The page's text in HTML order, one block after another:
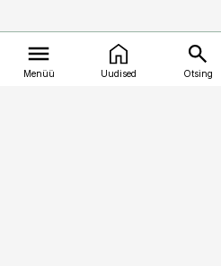
Menüü Uudised Otsing